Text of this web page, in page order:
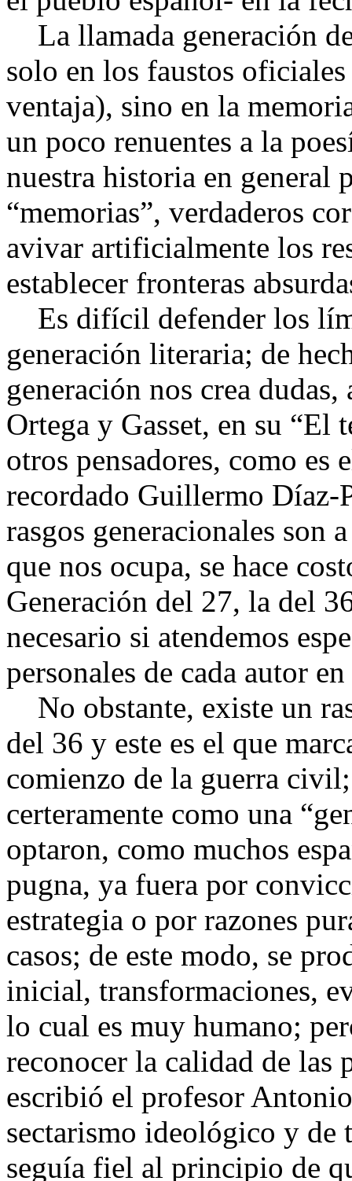
La llamada generación
solo en los faustos
ventaja), sino en la
un poco renuentes a la
nuestra historia en general
“memorias”, verdaderos
avivar artificialmente los
establecer fronteras
Es difícil defender los
generación literaria; de
generación nos crea
Ortega y Gasset, en su “El
otros pensadores, como es
recordado Guillermo Díaz-
rasgos generacionales son
que nos ocupa, se hace
Generación del 27, la del
necesario si atendemos
personales de cada autor
No obstante, existe un
del 36 y este es el que
comienzo de la guerra
certeramente como una
optaron, como muchos
pugna, ya fuera por
estrategia o por razones
casos; de este modo, se
inicial, transformaciones,
lo cual es muy humano;
reconocer la calidad de las
escribió el profesor
sectarismo ideológico y de
seguía fiel al principio de